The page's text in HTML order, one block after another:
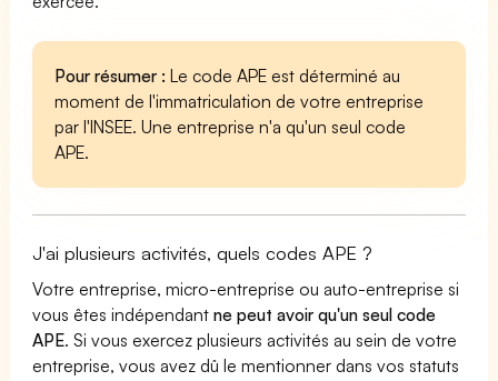
Pour résumer : Le code APE est déterminé au
moment de l'immatriculation de votre entreprise
par l'INSEE. Une entreprise n'a qu'un seul code
APE.
J'ai plusieurs activités, quels codes APE ?
Votre entreprise, micro-entreprise ou auto-entreprise si
vous êtes indépendantne peut avoir qu'un seul code
APE. Si vous exercez plusieurs activités au sein de votre
entreprise, vous avez dû le mentionner dans vos statuts